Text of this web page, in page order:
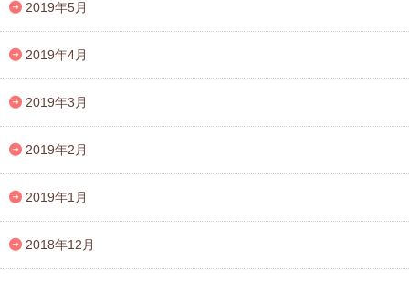
2019年5月
2019年4月
2019年3月
2019年2月
2019年1月
2018年12月